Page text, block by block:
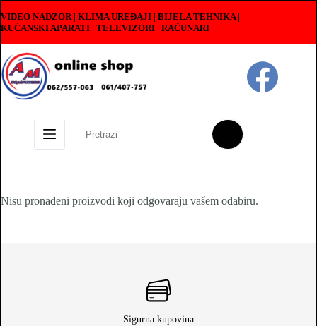
to
content
VIDEO NADZOR | KLIMA UREĐAJI | BIJELA TEHNIKA |
KUĆANSKI APARATI | TELEVIZORI | RAČUNARI
results
Nisu pronađeni proizvodi koji odgovaraju vašem odabiru.
Sigurna kupovina